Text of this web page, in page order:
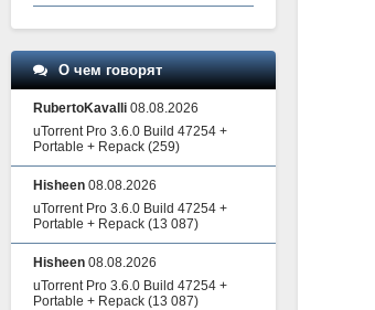
О чем говорят
RubertoKavalli 08.08.2026
uTorrent Pro 3.6.0 Build 47254 +
Portable + Repack (259)
Hisheen 08.08.2026
uTorrent Pro 3.6.0 Build 47254 +
Portable + Repack (13 087)
Hisheen 08.08.2026
uTorrent Pro 3.6.0 Build 47254 +
Portable + Repack (13 087)